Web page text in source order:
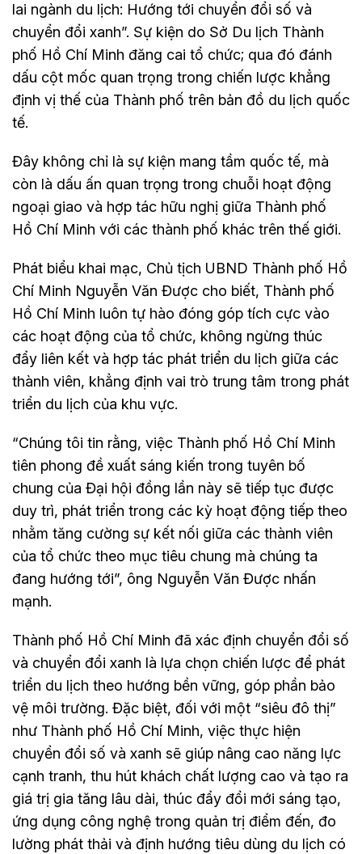
lai ngành du lịch: Hướng tới chuyển đổi số và
chuyển đổi xanh”. Sự kiện do Sở Du lịch Thành
phố Hồ Chí Minh đăng cai tổ chức; qua đó đánh
dấu cột mốc quan trọng trong chiến lược khẳng
định vị thế của Thành phố trên bản đồ du lịch quốc
tế.
Đây không chỉ là sự kiện mang tầm quốc tế, mà
còn là dấu ấn quan trọng trong chuỗi hoạt động
ngoại giao và hợp tác hữu nghị giữa Thành phố
Hồ Chí Minh với các thành phố khác trên thế giới.
Phát biểu khai mạc, Chủ tịch UBND Thành phố Hồ
Chí Minh Nguyễn Văn Được cho biết, Thành phố
Hồ Chí Minh luôn tự hào đóng góp tích cực vào
các hoạt động của tổ chức, không ngừng thúc
đẩy liên kết và hợp tác phát triển du lịch giữa các
thành viên, khẳng định vai trò trung tâm trong phát
triển du lịch của khu vực.
“Chúng tôi tin rằng, việc Thành phố Hồ Chí Minh
tiên phong đề xuất sáng kiến trong tuyên bố
chung của Đại hội đồng lần này sẽ tiếp tục được
duy trì, phát triển trong các kỳ hoạt động tiếp theo
nhằm tăng cường sự kết nối giữa các thành viên
của tổ chức theo mục tiêu chung mà chúng ta
đang hướng tới”, ông Nguyễn Văn Được nhấn
mạnh.
Thành phố Hồ Chí Minh đã xác định chuyển đổi số
và chuyển đổi xanh là lựa chọn chiến lược để phát
triển du lịch theo hướng bền vững, góp phần bảo
vệ môi trường. Đặc biệt, đối với một “siêu đô thị”
như Thành phố Hồ Chí Minh, việc thực hiện
chuyển đổi số và xanh sẽ giúp nâng cao năng lực
cạnh tranh, thu hút khách chất lượng cao và tạo ra
giá trị gia tăng lâu dài, thúc đẩy đổi mới sáng tạo,
ứng dụng công nghệ trong quản trị điểm đến, đo
lường phát thải và định hướng tiêu dùng du lịch có